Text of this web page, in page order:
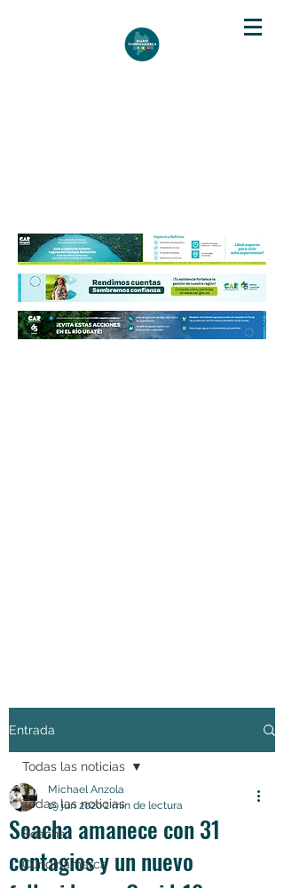
Entrada
Todas las noticias
Soacha
Cundinamarca
Todas las noticias
Soacha amanece con 31
contagios y un nuevo
Michael Anzola
19 jun 20202 min de lectura